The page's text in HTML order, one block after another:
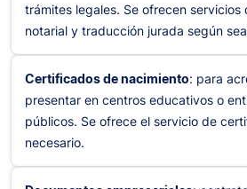
trámites legales. Se ofrecen
notarial y traducción jurada según
Certificados de nacimiento: para
presentar en centros educativos o
públicos. Se ofrece el servicio de
necesario.